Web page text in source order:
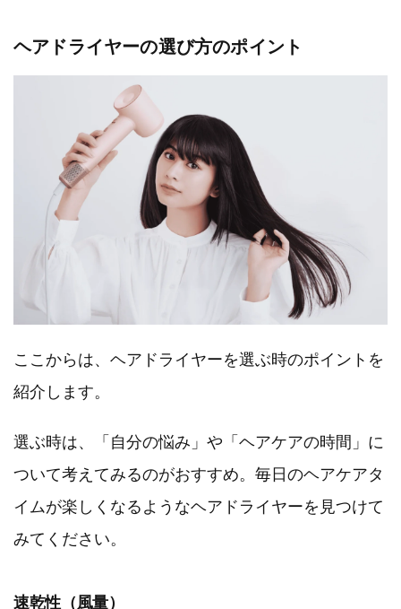
ヘアドライヤーの選び方のポイント
ここからは、ヘアドライヤーを選ぶ時のポイントを
紹介します。
選ぶ時は、「自分の悩み」や「ヘアケアの時間」に
ついて考えてみるのがおすすめ。毎日のヘアケアタ
イムが楽しくなるようなヘアドライヤーを見つけて
みてください。
速乾性（風量）